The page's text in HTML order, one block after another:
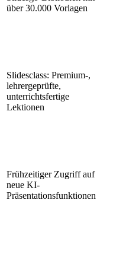
über 30.000 Vorlagen
Slidesclass: Premium-,
lehrergeprüfte,
unterrichtsfertige
Lektionen
Frühzeitiger Zugriff auf
neue KI-
Präsentationsfunktionen